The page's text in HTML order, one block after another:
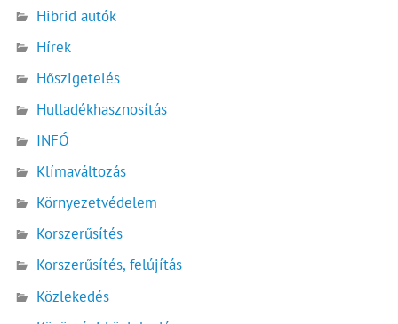
Hibrid autók
Hírek
Hőszigetelés
Hulladékhasznosítás
INFÓ
Klímaváltozás
Környezetvédelem
Korszerűsítés
Korszerűsítés, felújítás
Közlekedés